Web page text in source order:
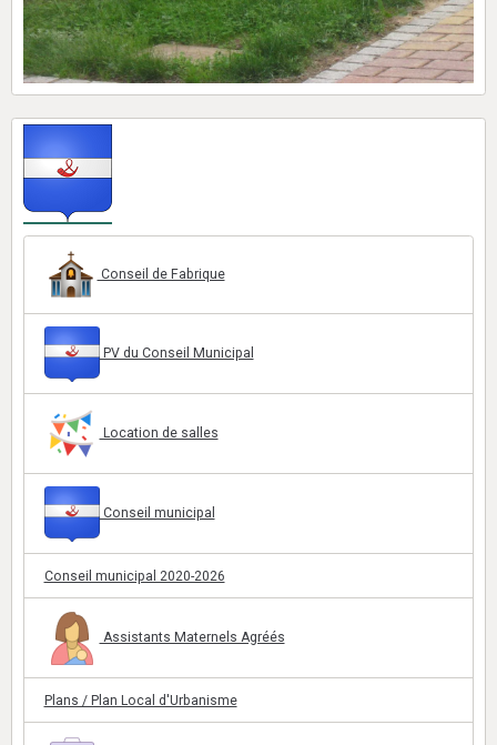
Conseil de Fabrique
PV du Conseil Municipal
Location de salles
Conseil municipal
Conseil municipal 2020-2026
Assistants Maternels Agréés
Plans / Plan Local d'Urbanisme